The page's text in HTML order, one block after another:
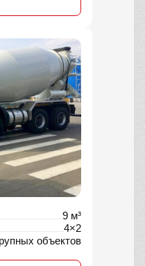
9 м³
4×2
объектов